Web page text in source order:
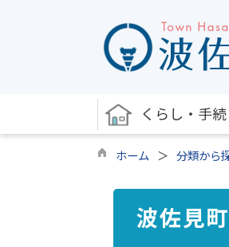
くらし・手続
ホーム 分類から
波佐見